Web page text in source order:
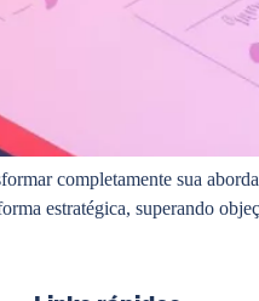
completamente sua
estratégica, superando